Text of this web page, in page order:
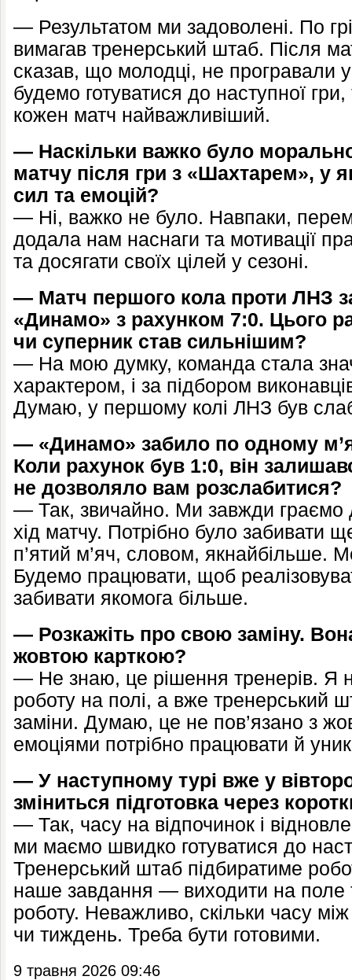
— Результатом ми задоволені. По
вимагав тренерський штаб. Після
сказав, що молодці, не програвали
будемо готуватися до наступної
кожен матч найважливіший.
— Наскільки важко було
матчу після гри з «Шахтарем», у
сил та емоцій?
— Ні, важко не було. Навпаки,
додала нам наснаги та мотивації
та досягати своїх цілей у сезоні.
— Матч першого кола проти ЛНЗ
«Динамо» з рахунком 7:0. Цього
чи суперник став сильнішим?
— На мою думку, команда стала
характером, і за підбором
Думаю, у першому колі ЛНЗ був
— «Динамо» забило по одному
Коли рахунок був 1:0, він
не дозволяло вам розслабитися?
— Так, звичайно. Ми завжди граємо
хід матчу. Потрібно було забивати
п’ятий м’яч, словом, якнайбільше.
Будемо працювати, щоб
забивати якомога більше.
— Розкажіть про свою заміну.
жовтою карткою?
— Не знаю, це рішення тренерів. Я
роботу на полі, а вже тренерський
заміни. Думаю, це не пов’язано з
емоціями потрібно працювати й
— У наступному турі вже у
зміниться підготовка через
— Так, часу на відпочинок і
ми маємо швидко готуватися до
Тренерський штаб підбиратиме
наше завдання — виходити на поле
роботу. Неважливо, скільки часу
чи тиждень. Треба бути готовими.
9 травня 2026 09:46